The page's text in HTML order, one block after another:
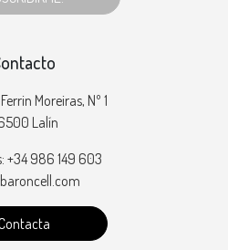
Moreiras, Nº 1
Lalín
+34 986 149 603